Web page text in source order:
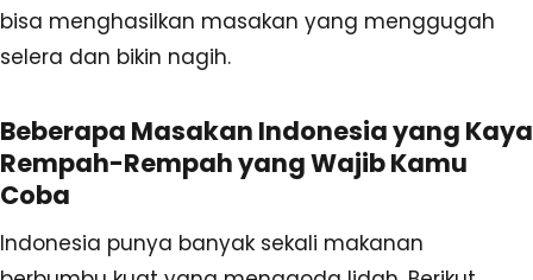
bisa menghasilkan masakan yang menggugah
selera dan bikin nagih.
Beberapa Masakan Indonesia yang Kaya
Rempah-Rempah yang Wajib Kamu
Coba
Indonesia punya banyak sekali makanan